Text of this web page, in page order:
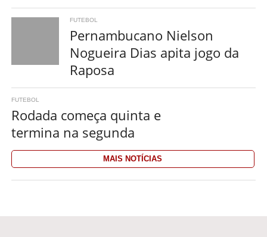
FUTEBOL
Pernambucano Nielson
Nogueira Dias apita jogo da
Raposa
FUTEBOL
Rodada começa quinta e
termina na segunda
MAIS NOTÍCIAS